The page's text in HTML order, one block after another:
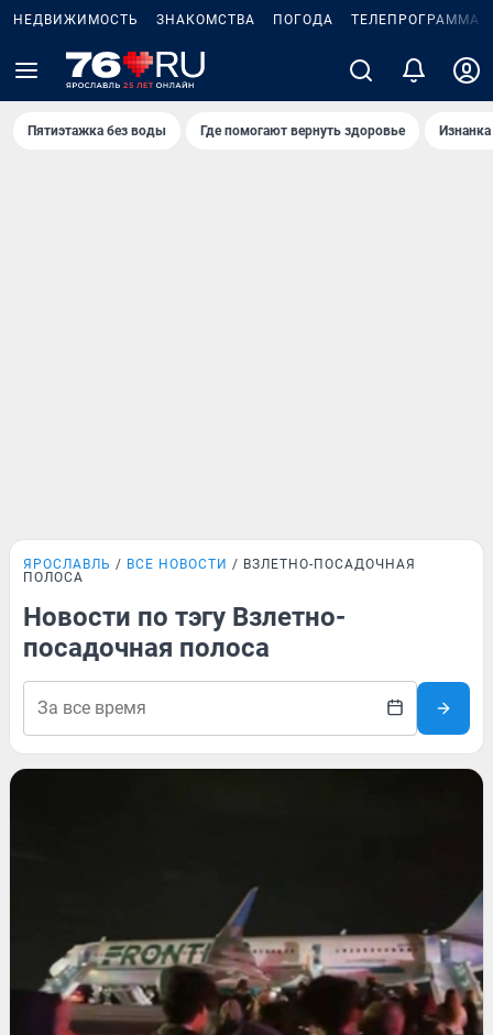
НЕДВИЖИМОСТЬ ЗНАКОМСТВА ПОГОДА ТЕЛЕПРОГРАММА
Пятиэтажка без воды Где помогают вернуть здоровье
ЯРОСЛАВЛЬ ВСЕ НОВОСТИ
ВЗЛЕТНО-ПОСАДОЧНАЯ
ПОЛОСА
Новости по тэгу Взлетно-
посадочная полоса